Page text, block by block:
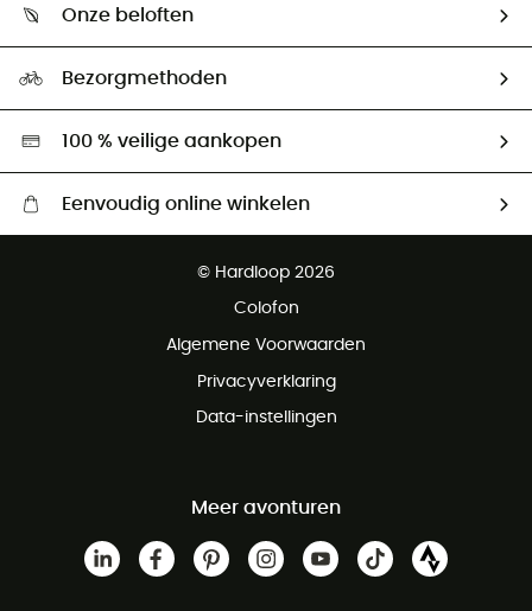
Retourzendingen & Terugbetalingen
Ambassadeurs
Onze beloften
Hardgreen
Bezorgmethoden
100 % veilige aankopen
Eenvoudig online winkelen
Gratis retourneren binnen 100 dagen
© Hardloop 2026
Colofon
Algemene Voorwaarden
Privacyverklaring
Data-instellingen
Meer avonturen